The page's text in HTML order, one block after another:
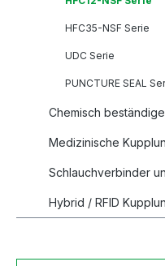
HFC35-NSF Serie
UDC Serie
PUNCTURE SEAL
Chemisch
Medizinische
Schlauchverbinder
Hybrid / RFID